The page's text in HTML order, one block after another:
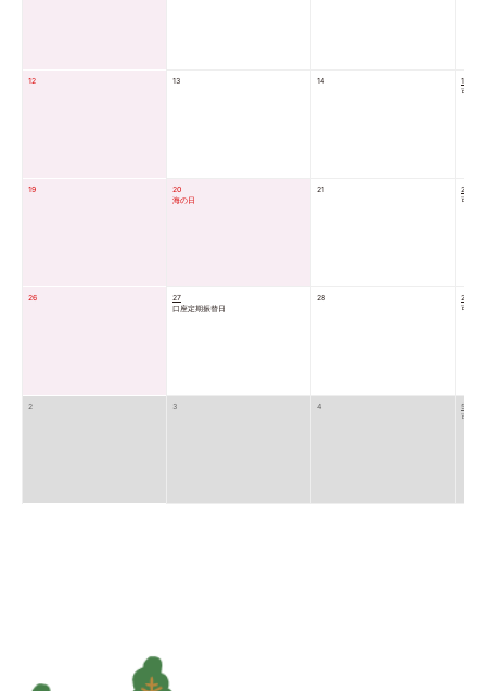
12 13 14
15
可燃物
19
20
海の日
21
22
可燃物
26
27
口座定期振替日
28
29
可燃物
2 3 4
5
可燃物